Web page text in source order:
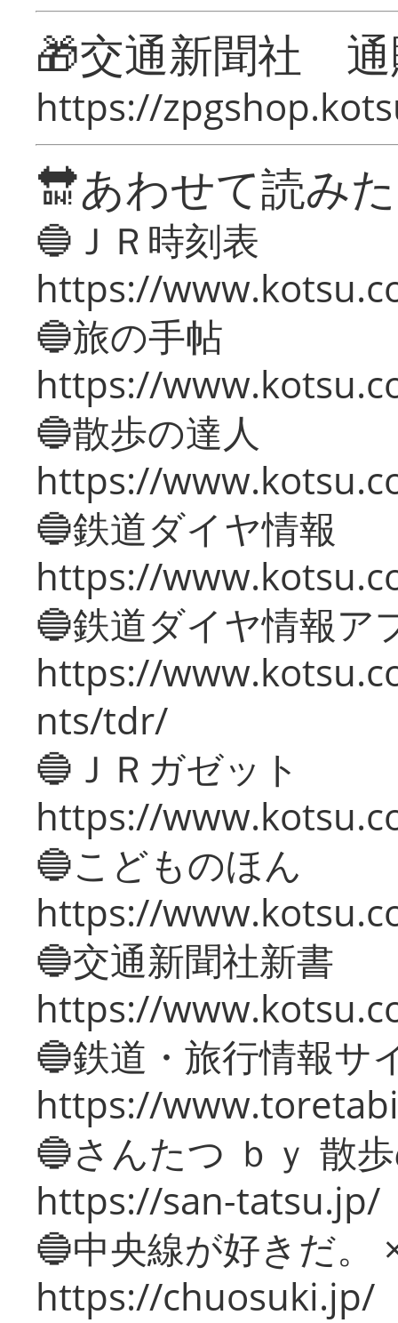
🎁交通新聞社
https://
🔛あわせて読み
🔵ＪＲ時刻表
https://
🔵旅の手帖
https://
🔵散歩の達人
https://
🔵鉄道ダイヤ情報
https://
🔵鉄道ダイヤ情報ア
https://
nts/tdr/
🔵ＪＲガゼット
https://
🔵こどものほん
https://
🔵交通新聞社新書
https://
🔵鉄道・旅行情報サ
https://
🔵さんたつ ｂｙ 散
https://san-tatsu.jp/
🔵中央線が好きだ。
https://chuosuki.jp/